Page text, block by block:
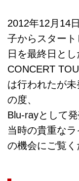
2012年12月14
子からスター
日を最終日と
CONCERT
は行われたが
の度、
Blu-rayとして
当時の貴重な
の機会にご覧く